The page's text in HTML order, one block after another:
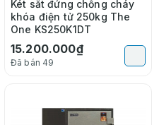
Két sắt đứng chống cháy
khóa điện tử 250kg The
One KS250K1DT
15.200.000₫
Đã bán 49